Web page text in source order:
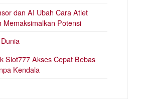
dan AI Ubah Cara Atlet
Memaksimalkan Potensi
Slot777 Akses Cepat Bebas
Kendala